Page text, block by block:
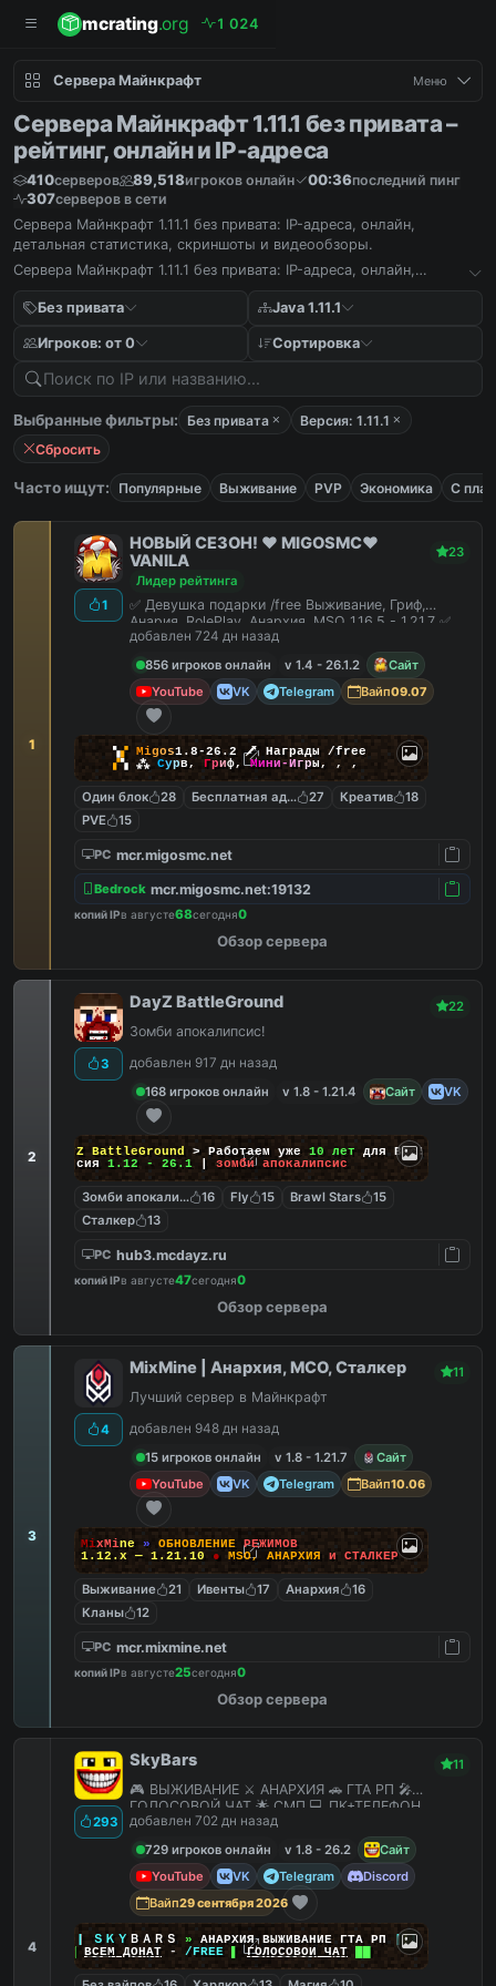
mcrating.org 1 024
Сервера Майнкрафт Меню
Сервера Майнкрафт 1.11.1 без привата –
рейтинг, онлайн и IP-адреса
410серверов 89,518игроков онлайн 00:36последний пинг
307серверов в сети
Сервера Майнкрафт 1.11.1 без привата: IP-адреса, онлайн,
детальная статистика, скриншоты и видеообзоры.
Сервера Майнкрафт 1.11.1 без привата: IP-адреса, онлайн,
Без привата
Java 1.11.1
Игроков: от 0 Сортировка
Выбранные фильтры: Без привата
Версия: 1.11.1
Сбросить
Часто ищут: Популярные Выживание PVP Экономика С
1
1
НОВЫЙ СЕЗОН! ❤️ MIGOSMC❤️
VANILA
23
Лидер рейтинга
✅ Девушка подарки /free Выживание, Гриф,
Анария, RolePlay, Анархия, MSO 1.16.5 - 1.21.7 ✅
добавлен 724 дн назад
856 игроков онлайн
v 1.4 - 26.1.2
Сайт
YouTube
VK Telegram Вайп09.07
▚▞ Migos1.8-26.2🗡 Награды /free
▞▚ ⁂ Сурв, Гриф,Мини-Игры, , ,
Один блок 28 Бесплатная админка
27 Креатив
18
PVE
15
PC mcr.migosmc.net
Bedrock mcr.migosmc.net:19132
копий IPв августе68сегодня0
Обзор сервера
2
3
DayZ BattleGround 22
Зомби апокалипсис!
добавлен 917 дн назад
168 игроков онлайн
v 1.8 - 1.21.4 Сайт VK
DayZ BattleGround > Работаем уже 10 лет для Вас!
Версия 1.12 - 26.1 | зомби апокалипсис
Зомби апокалипсис16 Fly 15 Brawl Stars
15
Сталкер
13
PC hub3.mcdayz.ru
копий IPв августе47сегодня0
Обзор сервера
3
4
MixMine | Анархия, МСО, Сталкер 11
Лучший сервер в Майнкрафт
добавлен 948 дн назад
15 игроков онлайн
v 1.8 - 1.21.7
Сайт
YouTube
VK Telegram Вайп10.06
MixMine » ОБНОВЛЕНИЕ РЕЖИМОВ
1.12.x — 1.21.10
● MSO, АНАРХИЯ и СТАЛКЕР
Выживание 21 Ивенты 17 Анархия
16
Кланы
12
PC mcr.mixmine.net
копий IPв августе25сегодня0
Обзор сервера
4
293
SkyBars 11
🎮 ВЫЖИВАНИЕ ⚔️ АНАРХИЯ 🚗 ГТА РП 🎤
ГОЛОСОВОЙ ЧАТ 🌟 СМП 💻 ПК+ТЕЛЕФОН
добавлен 702 дн назад
729 игроков онлайн
v 1.8 - 26.2
Сайт
YouTube
VK Telegram
Discord
Вайп29 сентября 2026
ＳＫＹ ＢＡＲＳ » АНАРХИЯ ВЫЖИВАНИЕ ГТА РП |||
ВСЕМ ДОНАТ- /FREE ▌ГОЛОСОВОЙ ЧАТ